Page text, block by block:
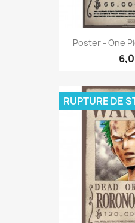
Poster - One
RUPTURE DE